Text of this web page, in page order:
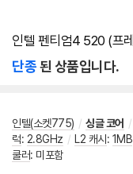
인텔 펜티엄4 520 (프
단종된 상품입니다.
인텔(소켓775) / 싱글 코어 /
럭: 2.8GHz / L2 캐시 : 1MB
쿨러: 미포함